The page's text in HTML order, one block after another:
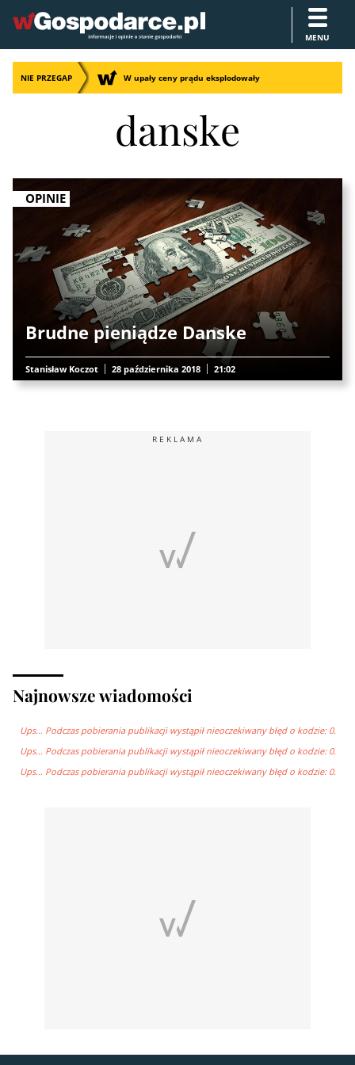
MENU
NIE PRZEGAP W upały ceny prądu eksplodowały
danske
OPINIE
Brudne pieniądze Danske
Stanisław Koczot 28 października 2018 21:02
REKLAMA
Najnowsze wiadomości
Ups… Podczas pobierania publikacji wystąpił nieoczekiwany błęd o kodzie: 0.
Ups… Podczas pobierania publikacji wystąpił nieoczekiwany błęd o kodzie: 0.
Ups… Podczas pobierania publikacji wystąpił nieoczekiwany błęd o kodzie: 0.